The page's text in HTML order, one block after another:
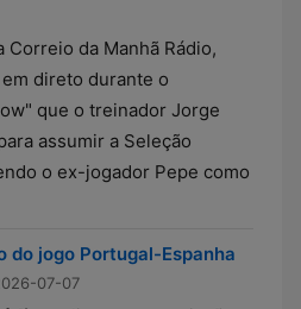
da Manhã Rádio,
direto durante o
que o treinador Jorge
assumir a Seleção
o ex-jogador Pepe como
do jogo Portugal-Espanha
07-07